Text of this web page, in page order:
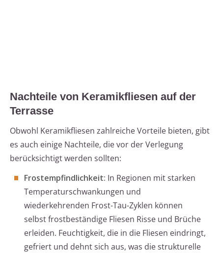
Nachteile von Keramikfliesen auf der
Terrasse
Obwohl Keramikfliesen zahlreiche Vorteile bieten, gibt
es auch einige Nachteile, die vor der Verlegung
berücksichtigt werden sollten:
Frostempfindlichkeit: In Regionen mit starken
Temperaturschwankungen und
wiederkehrenden Frost-Tau-Zyklen können
selbst frostbeständige Fliesen Risse und Brüche
erleiden. Feuchtigkeit, die in die Fliesen eindringt,
gefriert und dehnt sich aus, was die strukturelle